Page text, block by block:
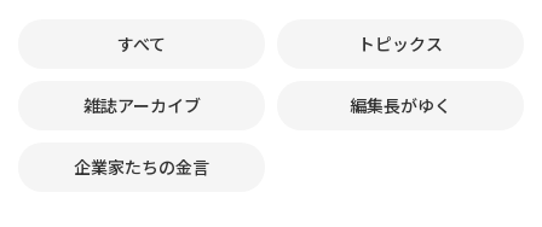
すべて トピックス
雑誌アーカイブ 編集長がゆく
企業家たちの金言